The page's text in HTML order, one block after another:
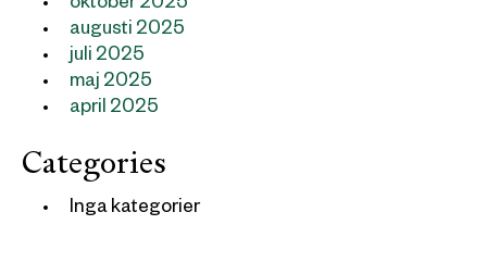
oktober 2025
augusti 2025
juli 2025
maj 2025
april 2025
Categories
Inga kategorier